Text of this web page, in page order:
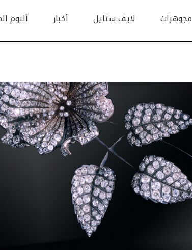
مجوهرات لايف ستايل أخبار ألبوم